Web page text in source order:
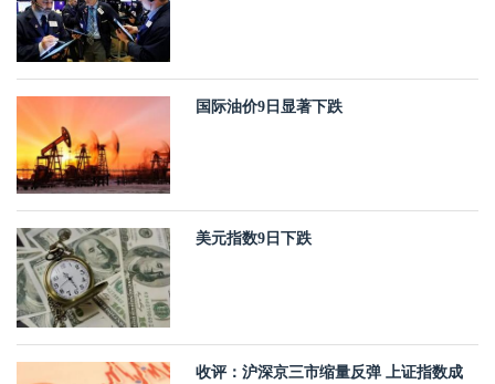
国际油价9日显著下跌
美元指数9日下跌
收评：沪深京三市缩量反弹 上证指数成